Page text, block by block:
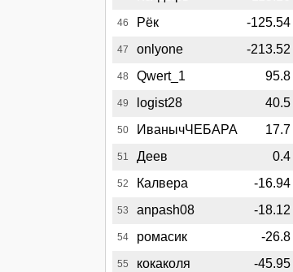
46 Рёк -125.54
47 onlyone -213.52
48 Qwert_1 95.8
49 logist28 40.5
50 ИванычЧЕБАРА 17.7
51 Деев 0.4
52 Калвера -16.94
53 anpash08 -18.12
54 ромасик -26.8
55 кокаколя -45.95